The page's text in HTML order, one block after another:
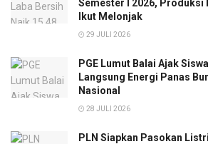
Semester I 2026, Produksi
Ikut Melonjak
29 JULI 2026
PGE Lumut Balai Ajak
Langsung Energi Panas
Nasional
28 JULI 2026
PLN Siapkan Pasokan